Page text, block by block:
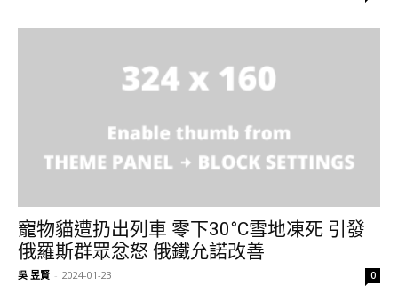
寵物貓遭扔出列車 零下30°C雪地凍死 引發
俄羅斯群眾忿怒 俄鐵允諾改善
吳 昱賢 - 2024-01-23 0